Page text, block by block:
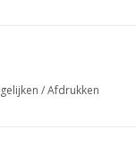
men zwarte
kleur, aan
/Afdrukken